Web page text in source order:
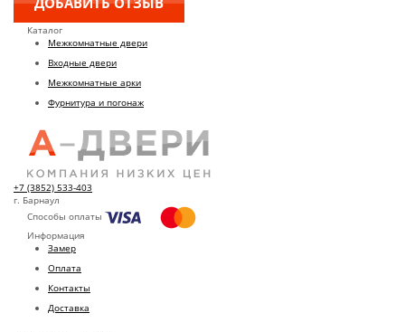
Каталог
Межкомнатные двери
Входные двери
Межкомнатные арки
Фурнитура и погонаж
+7 (3852) 533-403
г. Барнаул
Способы оплаты
Информация
Замер
Оплата
Контакты
Доставка